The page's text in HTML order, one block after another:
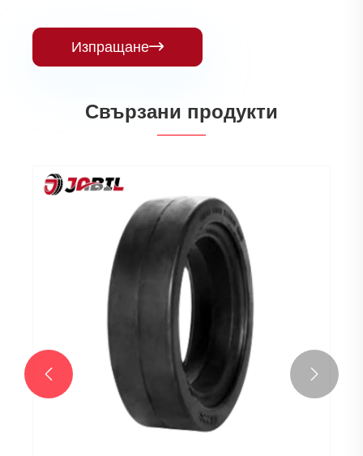
Изпращане
Свързани продукти
Твърди гуми за пристанище за ремарке
Виж повече >>
 